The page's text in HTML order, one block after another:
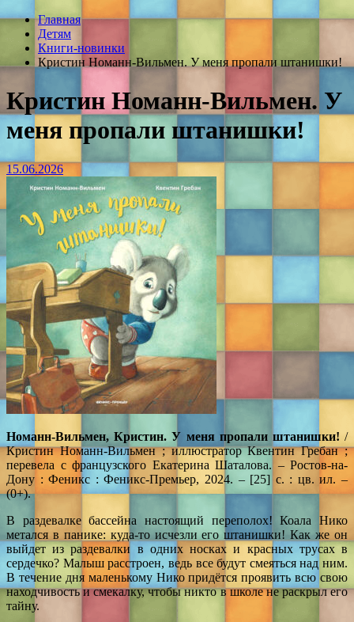
Главная
Детям
Книги-новинки
Кристин Номанн-Вильмен. У меня пропали штанишки!
Кристин Номанн-Вильмен. У
меня пропали штанишки!
15.06.2026
Номанн-Вильмен, Кристин. У меня пропали штанишки! /
Кристин Номанн-Вильмен ; иллюстратор Квентин Гребан ;
перевела с французского Екатерина Шаталова. – Ростов-на-
Дону : Феникс : Феникс-Премьер, 2024. – [25] с. : цв. ил. –
(0+).
В раздевалке бассейна настоящий переполох! Коала Нико
метался в панике: куда-то исчезли его штанишки! Как же он
выйдет из раздевалки в одних носках и красных трусах в
сердечко? Малыш расстроен, ведь все будут смеяться над ним.
В течение дня маленькому Нико придётся проявить всю свою
находчивость и смекалку, чтобы никто в школе не раскрыл его
тайну.